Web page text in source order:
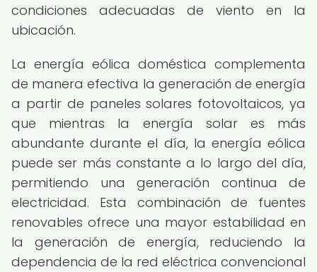
condiciones adecuadas de viento en la
ubicación.
La energía eólica doméstica complementa
de manera efectiva la generación de energía
a partir de paneles solares fotovoltaicos, ya
que mientras la energía solar es más
abundante durante el día, la energía eólica
puede ser más constante a lo largo del día,
permitiendo una generación continua de
electricidad. Esta combinación de fuentes
renovables ofrece una mayor estabilidad en
la generación de energía, reduciendo la
dependencia de la red eléctrica convencional